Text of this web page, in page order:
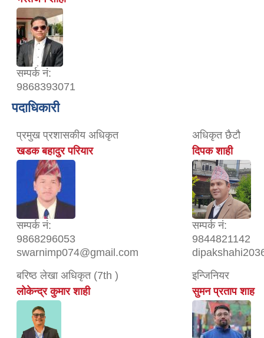
सम्पर्क नं:
9868393071
पदाधिकारी
प्रमुख प्रशासकीय अधिकृत
खडक बहादुर परियार
सम्पर्क नं:
9868296053
swarnimp074@gmail.com
अधिकृत छैटौ
दिपक शाही
सम्पर्क नं:
9844821142
बरिष्ठ लेखा अधिकृत (7th )
लोकेन्द्र कुमार शाही
इन्जिनियर
सुमन प्रताप शाह